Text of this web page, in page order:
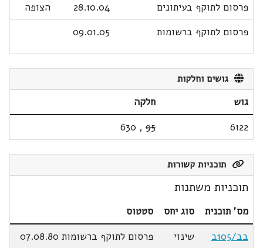
פרסום לתוקף בעיתונים
28.10.04
הצופה
פרסום לתוקף ברשומות
09.01.05
גושים וחלקות
גוש
חלקה
6122
95
,
630
תוכניות קשורות
תוכניות משתנות
מס' תוכנית סוג יחס
סטטוס
בב/105ב
שינוי
פרסום לתוקף ברשומות 07.08.80